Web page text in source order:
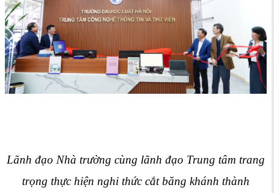
Lãnh đạo Nhà trường cùng lãnh đạo Trung tâm trang
trọng thực hiện nghi thức cắt băng khánh thành